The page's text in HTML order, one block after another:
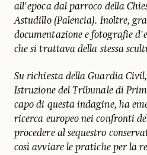
all'epoca dal parroco della
Astudillo (Palencia). Inoltre,
documentazione e fotografie
che si trattava della stessa
Su richiesta della Guardia
Istruzione del Tribunale di
capo di questa indagine, ha
ricerca europeo nei confronti
procedere al sequestro
così avviare le pratiche per la